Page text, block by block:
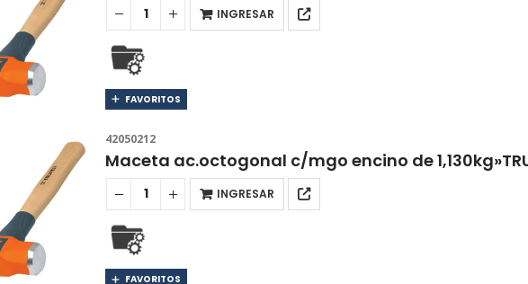
INGRESAR
FAVORITOS
42050212
Maceta ac.octogonal c/mgo encino de
INGRESAR
FAVORITOS